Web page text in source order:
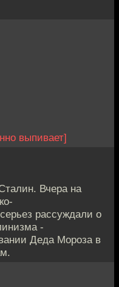
выпивает]
Вчера на
рассуждали о
-
Деда Мороза в